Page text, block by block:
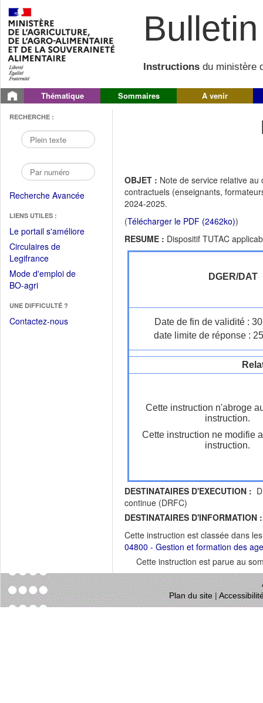
Instructions du ministère
Thématique Sommaires A venir
RECHERCHE :
Recherche Avancée
LIENS UTILES :
Le portail s'améliore(Fichier
Circulaires de
Legifrance(Ouvrir
dans
une
fenêtre)
Mode d'emploi de
BO-agri(Ouvrir
une
nouvelle
UNE DIFFICULTÉ ?
Contactez-nous
OBJET : Note de service relative
contractuels (enseignants,
2024-2025.
(Télécharger le PDF (2462ko))
RESUME : Dispositif TUTAC
DGER/DAT
Date de fin de validité :
date limite de réponse :
Cette instruction n'abroge
instruction.
Cette instruction ne modifie
instruction.
DESTINATAIRES D'EXECUTION :
continue (DRFC)
DESTINATAIRES D'INFORMATION :
Cette instruction est classée dans
04800 - Gestion et formation des
Cette instruction est parue au
Plan du site|